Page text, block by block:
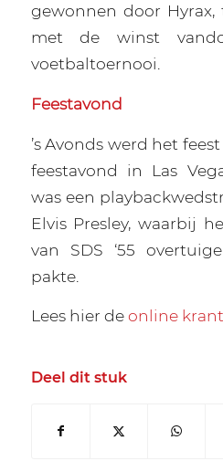
gewonnen door Hyrax,
met de winst
voetbaltoernooi.
Feestavond
’s Avonds werd het
feestavond in Las
was een
Elvis Presley, waarbij
van SDS ‘55
pakte.
Lees hier deonline krant
Deel dit stuk